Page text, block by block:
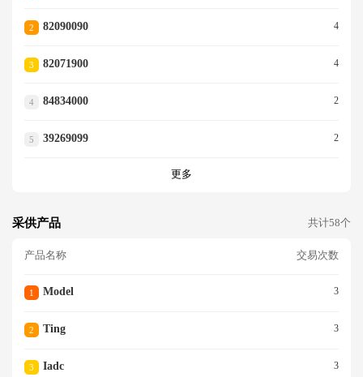
2 82090090 4
3 82071900 4
4 84834000 2
5 39269099 2
更多
采供产品 共计58个
产品名称 交易次数
1 Model 3
2 Ting 3
3 Iadc 3